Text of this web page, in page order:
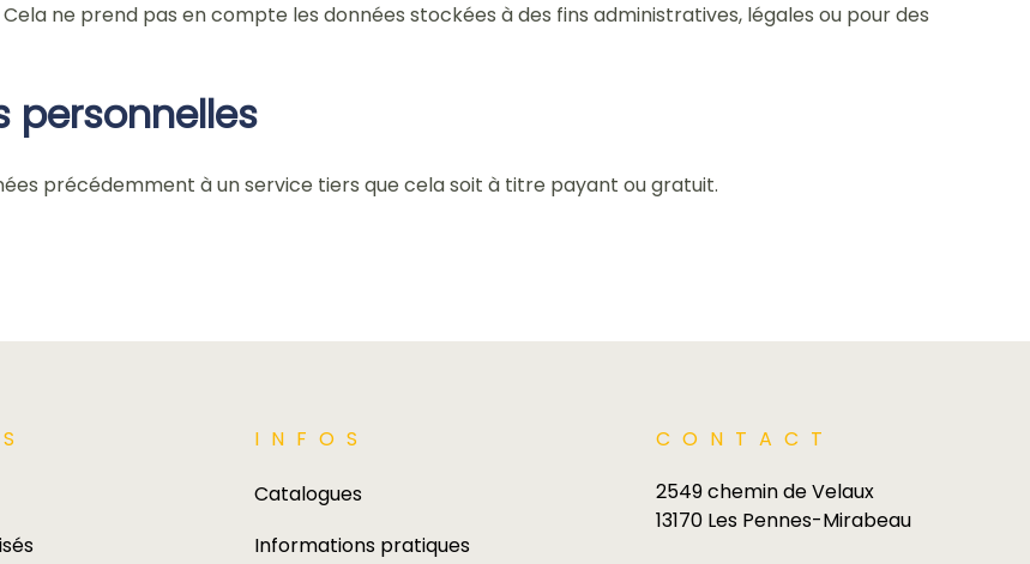
ne prend pas en compte les données stockées à des fins administratives, légales ou pour des
personnelles
précédemment à un service tiers que cela soit à titre payant ou gratuit.
INFOS
Catalogues
Informations pratiques
CONTACT
2549 chemin de Velaux
13170 Les Pennes-Mirabeau